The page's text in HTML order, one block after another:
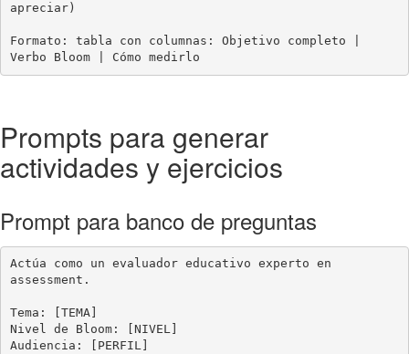
apreciar)
Formato: tabla con columnas: Objetivo completo |
Verbo Bloom | Cómo medirlo
Prompts para generar
actividades y ejercicios
Prompt para banco de preguntas
Actúa como un evaluador educativo experto en
assessment.
Tema: [TEMA]
Nivel de Bloom: [NIVEL]
Audiencia: [PERFIL]